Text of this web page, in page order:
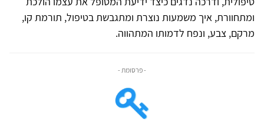
ומתחוורת, איך משמעות נוצרת ומתגבשת בטיפול, תורמת קו,
מרקם, צבע, ונפח לדמותו המתהווה.
- פרסומת -